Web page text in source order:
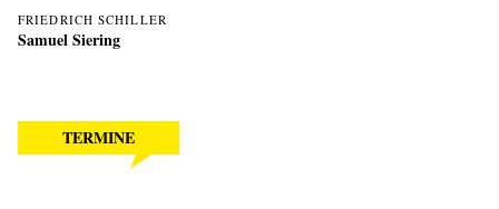
FRIEDRICH SCHILLER
Samuel Siering
TERMINE